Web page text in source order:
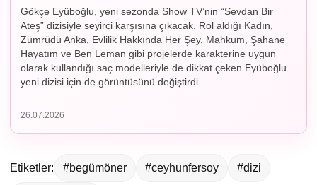
Gökçe Eyüboğlu, yeni sezonda Show TV’nin “Sevdan Bir
Ateş” dizisiyle seyirci karşısına çıkacak. Rol aldığı Kadın,
Zümrüdü Anka, Evlilik Hakkında Her Şey, Mahkum, Şahane
Hayatım ve Ben Leman gibi projelerde karakterine uygun
olarak kullandığı saç modelleriyle de dikkat çeken Eyüboğlu
yeni dizisi için de görüntüsünü değiştirdi.
26.07.2026
Etiketler: #begümöner #ceyhunfersoy #dizi